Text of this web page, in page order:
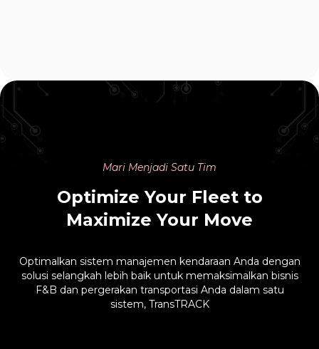
Mari Menjadi Satu Tim
Optimize Your Fleet to
Maximize Your Move
Optimalkan sistem manajemen kendaraan Anda dengan
solusi selangkah lebih baik untuk memaksimalkan bisnis
F&B dan pergerakan transportasi Anda dalam satu
sistem, TransTRACK